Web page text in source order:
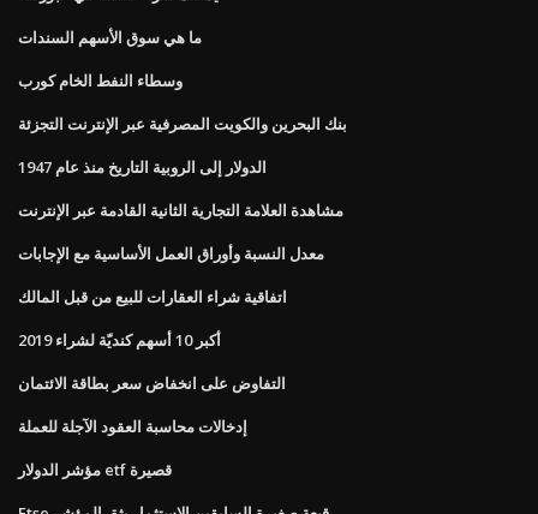
ما هي سوق الأسهم السندات
وسطاء النفط الخام كورب
بنك البحرين والكويت المصرفية عبر الإنترنت التجزئة
الدولار إلى الروبية التاريخ منذ عام 1947
مشاهدة العلامة التجارية الثانية القادمة عبر الإنترنت
معدل النسبة وأوراق العمل الأساسية مع الإجابات
اتفاقية شراء العقارات للبيع من قبل المالك
أكبر 10 أسهم كنديّة لشراء 2019
التفاوض على انخفاض سعر بطاقة الائتمان
إدخالات محاسبة العقود الآجلة للعملة
مؤشر الدولار etf قصيرة